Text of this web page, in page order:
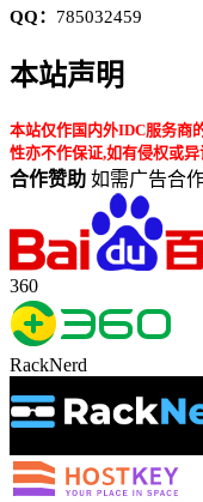
QQ： 785032459
本站声明
本站仅作国内外IDC服务商
性亦不作保证,如有侵权或
合作赞助 如需广告合
360
RackNerd